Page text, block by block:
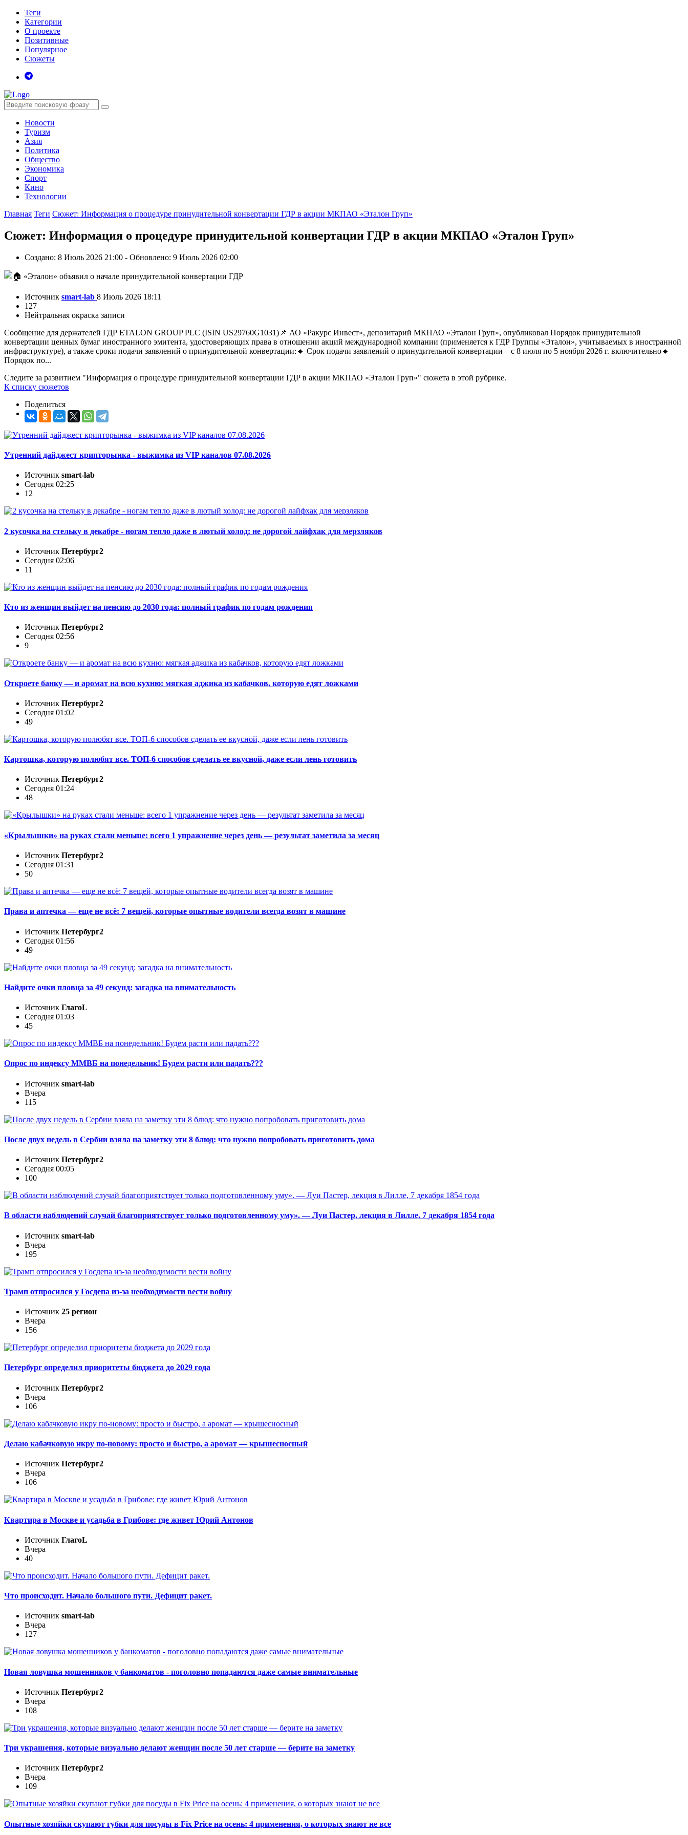
Теги
Категории
О проекте
Позитивные
Популярное
Сюжеты
Новости
Туризм
Азия
Политика
Общество
Экономика
Спорт
Кино
Технологии
Главная Теги Сюжет: Информация о процедуре принудительной конвертации ГДР в акции МКПАО «Эталон Груп»
Сюжет: Информация о процедуре принудительной конвертации ГДР в акции МКПАО «Эталон Груп»
Создано: 8 Июль 2026 21:00 - Обновлено: 9 Июль 2026 02:00
Источник smart-lab 8 Июль 2026 18:11
127
Нейтральная окраска записи
Сообщение для держателей ГДР ETALON GROUP PLC (ISIN US29760G1031)📌 АО «Ракурс Инвест», депозитарий МКПАО «Эталон Груп», опубликовал Порядок принудительной
конвертации ценных бумаг иностранного эмитента, удостоверяющих права в отношении акций международной компании (применяется к ГДР Группы «Эталон», учитываемых в иностранной
инфраструктуре), а также сроки подачи заявлений о принудительной конвертации:🔹 Срок подачи заявлений о принудительной конвертации – с 8 июля по 5 ноября 2026 г. включительно🔹
Порядок по...
Следите за развитием "Информация о процедуре принудительной конвертации ГДР в акции МКПАО «Эталон Груп»" сюжета в этой рубрике.
К списку сюжетов
Поделиться
Утренний дайджест крипторынка - выжимка из VIP каналов 07.08.2026
Источник smart-lab
Сегодня 02:25
12
2 кусочка на стельку в декабре - ногам тепло даже в лютый холод: не дорогой лайфхак для мерзляков
Источник Петербург2
Сегодня 02:06
11
Кто из женщин выйдет на пенсию до 2030 года: полный график по годам рождения
Источник Петербург2
Сегодня 02:56
9
Откроете банку — и аромат на всю кухню: мягкая аджика из кабачков, которую едят ложками
Источник Петербург2
Сегодня 01:02
49
Картошка, которую полюбят все. ТОП-6 способов сделать ее вкусной, даже если лень готовить
Источник Петербург2
Сегодня 01:24
48
«Крылышки» на руках стали меньше: всего 1 упражнение через день — результат заметила за месяц
Источник Петербург2
Сегодня 01:31
50
Права и аптечка — еще не всё: 7 вещей, которые опытные водители всегда возят в машине
Источник Петербург2
Сегодня 01:56
49
Найдите очки пловца за 49 секунд: загадка на внимательность
Источник ГлагоL
Сегодня 01:03
45
Опрос по индексу ММВБ на понедельник! Будем расти или падать???
Источник smart-lab
Вчера
115
После двух недель в Сербии взяла на заметку эти 8 блюд: что нужно попробовать приготовить дома
Источник Петербург2
Сегодня 00:05
100
В области наблюдений случай благоприятствует только подготовленному уму». — Луи Пастер, лекция в Лилле, 7 декабря 1854 года
Источник smart-lab
Вчера
195
Трамп отпросился у Госдепа из-за необходимости вести войну
Источник 25 регион
Вчера
156
Петербург определил приоритеты бюджета до 2029 года
Источник Петербург2
Вчера
106
Делаю кабачковую икру по-новому: просто и быстро, а аромат — крышесносный
Источник Петербург2
Вчера
106
Квартира в Москве и усадьба в Грибове: где живет Юрий Антонов
Источник ГлагоL
Вчера
40
Что происходит. Начало большого пути. Дефицит ракет.
Источник smart-lab
Вчера
127
Новая ловушка мошенников у банкоматов - поголовно попадаются даже самые внимательные
Источник Петербург2
Вчера
108
Три украшения, которые визуально делают женщин после 50 лет старше — берите на заметку
Источник Петербург2
Вчера
109
Опытные хозяйки скупают губки для посуды в Fix Price на осень: 4 применения, о которых знают не все